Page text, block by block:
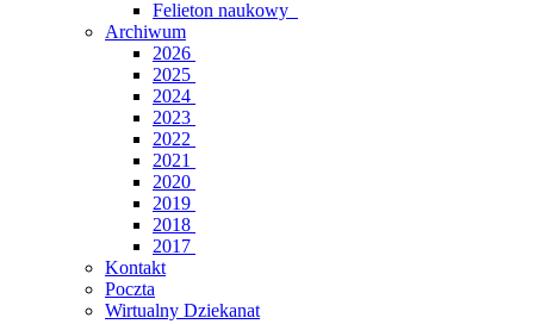
Felieton naukowy
Archiwum
2026
2025
2024
2023
2022
2021
2020
2019
2018
2017
Kontakt
Poczta
Wirtualny Dziekanat